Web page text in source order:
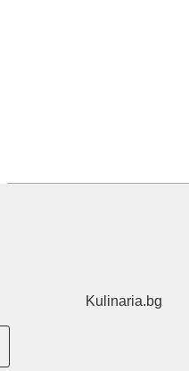
Kulinaria.bg